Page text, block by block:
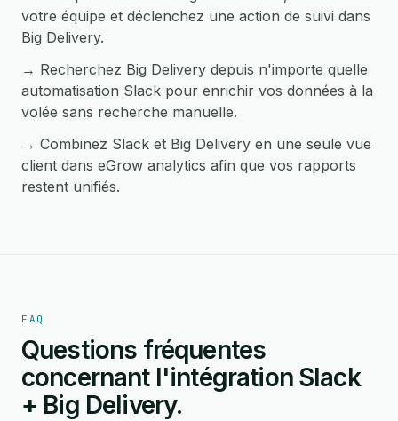
votre équipe et déclenchez une action de suivi dans
Big Delivery.
→ Recherchez Big Delivery depuis n'importe quelle
automatisation Slack pour enrichir vos données à la
volée sans recherche manuelle.
→ Combinez Slack et Big Delivery en une seule vue
client dans eGrow analytics afin que vos rapports
restent unifiés.
FAQ
Questions fréquentes
concernant l'intégration Slack
+ Big Delivery.